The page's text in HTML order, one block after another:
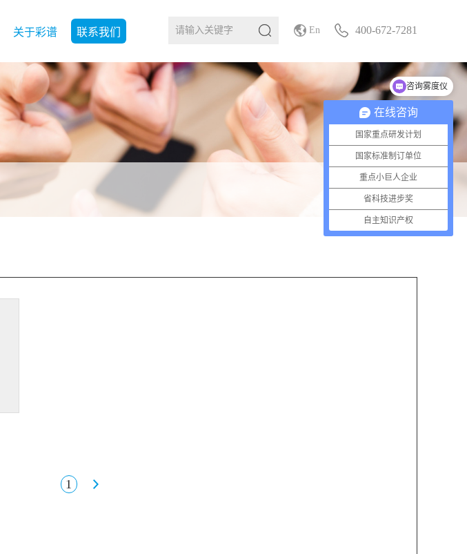
关于彩谱 联系我们 En 400-672-7281
1
在线咨询
国家重点研发计划
国家标准制订单位
重点小巨人企业
省科技进步奖
自主知识产权
咨询雾度仪